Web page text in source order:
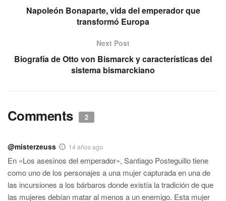
Napoleón Bonaparte, vida del emperador que
transformó Europa
Next Post
Biografía de Otto von Bismarck y características del
sistema bismarckiano
Comments 2
@misterzeuss 14 años ago
En «Los asesinos del emperador», Santiago Posteguillo tiene
como uno de los personajes a una mujer capturada en una de
las incursiones a los bárbaros donde existía la tradición de que
las mujeres debían matar al menos a un enemigo. Esta mujer